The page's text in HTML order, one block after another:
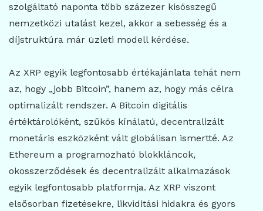
szolgáltató naponta több százezer kisösszegű
nemzetközi utalást kezel, akkor a sebesség és a
díjstruktúra már üzleti modell kérdése.
Az XRP egyik legfontosabb értékajánlata tehát nem
az, hogy „jobb Bitcoin”, hanem az, hogy más célra
optimalizált rendszer. A Bitcoin digitális
értéktárolóként, szűkös kínálatú, decentralizált
monetáris eszközként vált globálisan ismertté. Az
Ethereum a programozható blokkláncok,
okosszerződések és decentralizált alkalmazások
egyik legfontosabb platformja. Az XRP viszont
elsősorban fizetésekre, likviditási hidakra és gyors